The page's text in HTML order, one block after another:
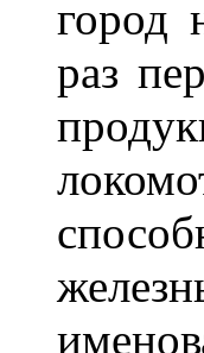
город
раз